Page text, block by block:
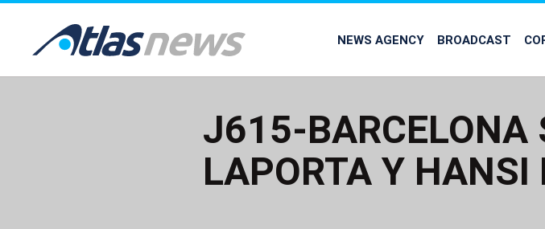
common.go-to-content
NEWS AGENCY BROADCAST
J615-BARCELONA
LAPORTA Y HANSI